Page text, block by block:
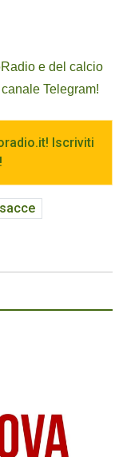
e del calcio
Telegram!
Iscriviti